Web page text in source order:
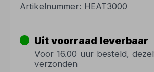
Artikelnummer: HEAT3000
Uit voorraad leverbaar
Voor 16.00 uur besteld,
verzonden